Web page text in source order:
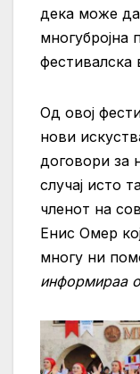
дека може
многубројна
фестивалска
Од овој
нови
договори за
случај исто
членот на
Енис Омер
многу ни
информираа